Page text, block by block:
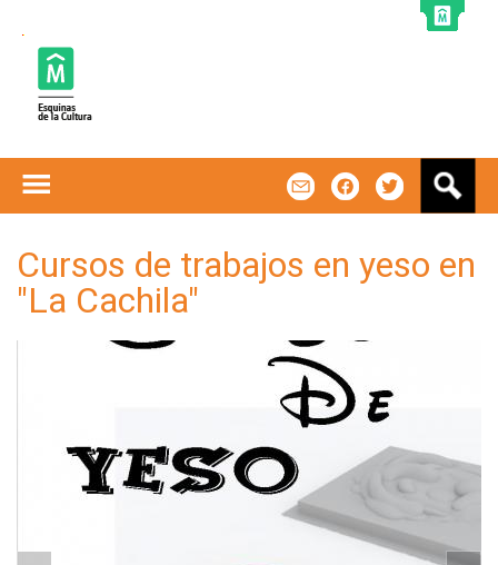
Cursos de trabajos en yeso en
"La Cachila"
s
a